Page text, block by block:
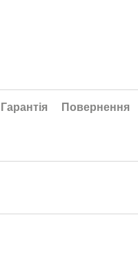
Гарантія Повернення